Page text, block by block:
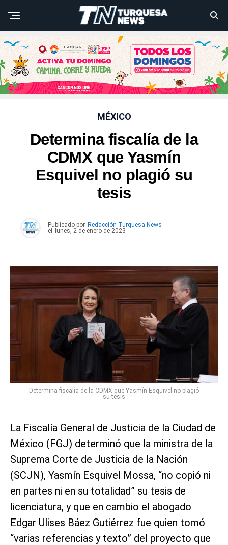
MÉXICO
Determina fiscalía de la
CDMX que Yasmín
Esquivel no plagió su
tesis
Publicado por Redacción Turquesa News
el
lunes, 2 de enero de 2023
Determina fiscalía de la CDMX que Yasmín Esquivel no plagió
su tesis
La Fiscalía General de Justicia de la Ciudad de
México (FGJ) determinó que la ministra de la
Suprema Corte de Justicia de la Nación
(SCJN), Yasmín Esquivel Mossa, “no copió ni
en partes ni en su totalidad” su tesis de
licenciatura, y que en cambio el abogado
Edgar Ulises Báez Gutiérrez fue quien tomó
“varias referencias y texto” del proyecto que